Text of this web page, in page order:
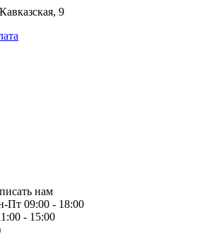
9
нам
Пт 09:00 - 18:00
- 15:00